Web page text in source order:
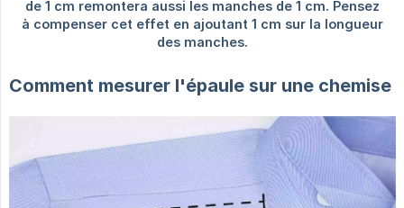
Comment mesurer l'épaule sur une chemise